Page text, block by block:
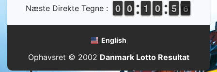
Næste Direkte Tegne : 9
9
0
0 9
9
0
0 1
1
1
1 9
9
0
0 4
4
5
5 6
5
5
English
Ophavsret © 2002 Danmark Lotto Resultat